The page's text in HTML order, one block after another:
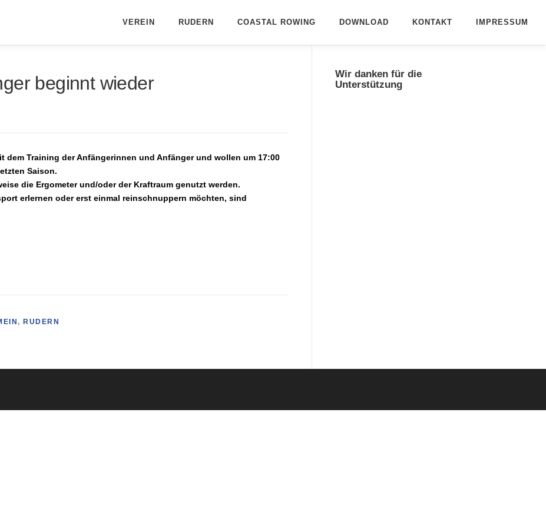
VEREIN RUDERN COASTAL ROWING DOWNLOAD KONTAKT IMPRESSUM
beginnt wieder
dem Training der Anfängerinnen und Anfänger und wollen um 17:00
Saison.
die Ergometer und/oder der Kraftraum genutzt werden.
erlernen oder erst einmal reinschnuppern möchten, sind
, RUDERN
Wir danken für die
Unterstützung